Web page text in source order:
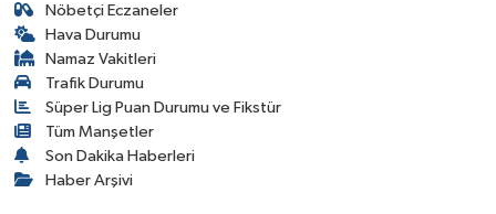
Nöbetçi Eczaneler
Hava Durumu
Namaz Vakitleri
Trafik Durumu
Süper Lig Puan Durumu ve Fikstür
Tüm Manşetler
Son Dakika Haberleri
Haber Arşivi